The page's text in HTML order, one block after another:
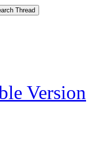
Version